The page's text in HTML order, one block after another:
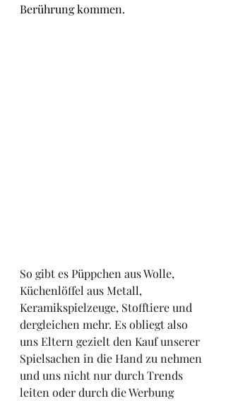
Berührung kommen.
So gibt es Püppchen aus Wolle,
Küchenlöffel aus Metall,
Keramikspielzeuge, Stofftiere und
dergleichen mehr. Es obliegt also
uns Eltern gezielt den Kauf unserer
Spielsachen in die Hand zu nehmen
und uns nicht nur durch Trends
leiten oder durch die Werbung